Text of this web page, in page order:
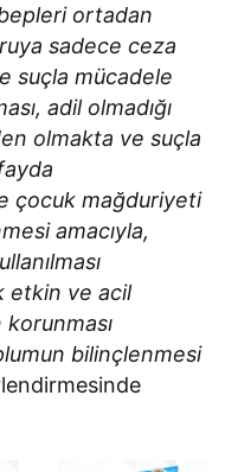
ortadan
sadece ceza
suçla mücadele
adil olmadığı
olmakta ve suçla
çocuk mağduriyeti
amacıyla,
etkin ve acil
korunması
bilinçlenmesi